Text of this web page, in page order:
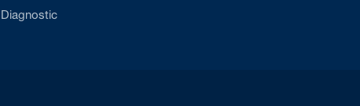
Diagnostic